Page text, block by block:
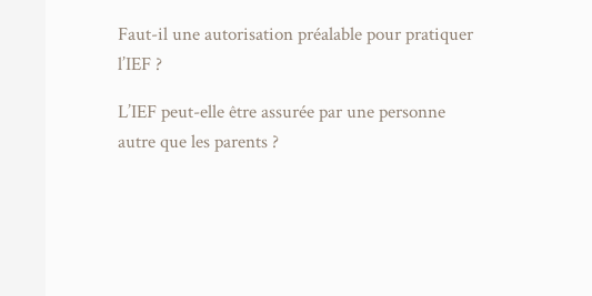
Faut-il une autorisation préalable pour pratiquer
l’IEF ?
L’IEF peut-elle être assurée par une personne
autre que les parents ?